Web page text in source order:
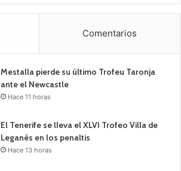
Comentarios
Mestalla pierde su último Trofeu Taronja
ante el Newcastle
Hace 11 horas
El Tenerife se lleva el XLVI Trofeo Villa de
Leganés en los penaltis
Hace 13 horas